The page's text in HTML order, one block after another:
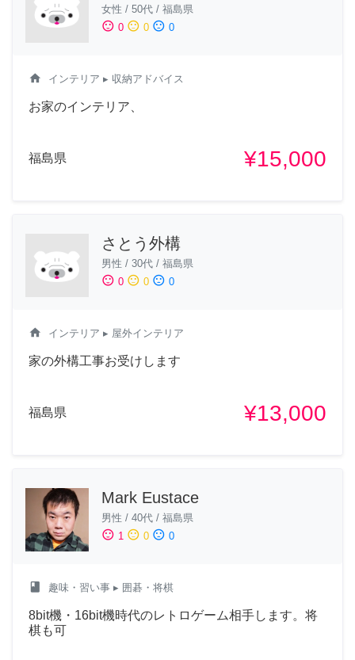
女性 / 50代 / 福島県
sentiment_satisfied 0 sentiment_neutral 0 sentiment_dissatisfied 0
home インテリア ▸ 収納アドバイス
お家のインテリア、
福島県 ¥15,000
さとう外構
男性 / 30代 / 福島県
sentiment_satisfied 0 sentiment_neutral 0 sentiment_dissatisfied 0
home インテリア ▸ 屋外インテリア
家の外構工事お受けします
福島県 ¥13,000
Mark Eustace
男性 / 40代 / 福島県
sentiment_satisfied 1 sentiment_neutral 0 sentiment_dissatisfied 0
class 趣味・習い事 ▸ 囲碁・将棋
8bit機・16bit機時代のレトロゲーム相手します。将
棋も可